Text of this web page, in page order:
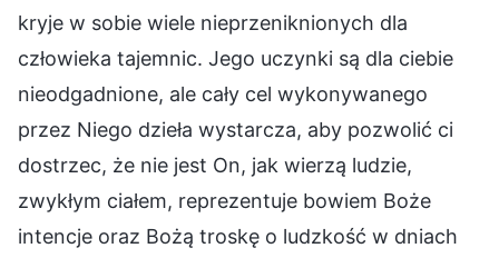
kryje w sobie wiele nieprzeniknionych dla
człowieka tajemnic. Jego uczynki są dla ciebie
nieodgadnione, ale cały cel wykonywanego
przez Niego dzieła wystarcza, aby pozwolić ci
dostrzec, że nie jest On, jak wierzą ludzie,
zwykłym ciałem, reprezentuje bowiem Boże
intencje oraz Bożą troskę o ludzkość w dniach